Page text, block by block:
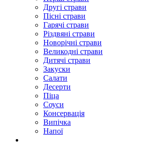
Другі страви
Пісні страви
Гарячі страви
Різдвяні страви
Новорічні страви
Великодні страви
Дитячі страви
Закуски
Салати
Десерти
Піца
Соуси
Консервація
Випічка
Напої